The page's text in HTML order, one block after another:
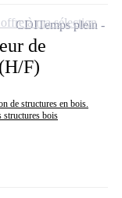
de
F)
de structures en bois.
structures bois
CDITemps plein
à ma sélection